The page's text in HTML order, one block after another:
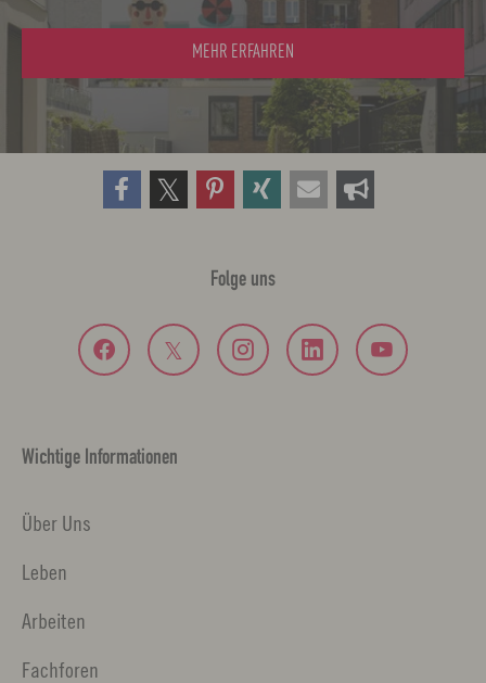
MEHR ERFAHREN
Folge uns
Wichtige Informationen
Über Uns
Leben
Arbeiten
Fachforen